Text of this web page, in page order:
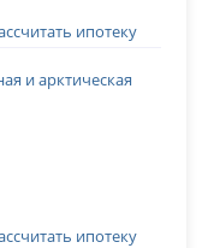
ипотеку
и арктическая
ипотеку